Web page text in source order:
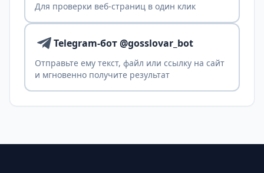
Для проверки веб-страниц в один клик
Telegram-бот @gosslovar_bot
Отправьте ему текст, файл или ссылку на сайт
и мгновенно получите результат